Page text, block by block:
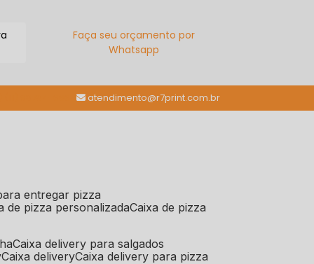
Faça seu orçamento por
Whatsapp
atendimento@r7print.com.br
entregar pizza
de pizza personalizada caixa de pizza
caixa delivery para salgados
caixa delivery caixa delivery para pizza